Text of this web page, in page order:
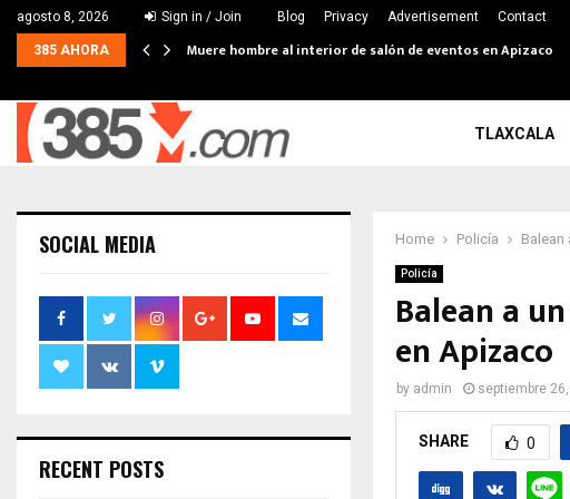
agosto 8, 2026 Sign in / Join Blog Privacy Advertisement Contact
385 AHORA Muere hombre al interior de salón de eventos en Apizaco
TLAXCALA
Home Policía Balean
Policía
Balean a
en Apizaco
by admin septiembre
SHARE 0
SOCIAL MEDIA
RECENT POSTS